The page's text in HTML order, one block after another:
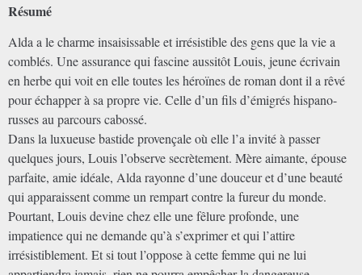
Résumé
Alda a le charme insaisissable et irrésistible des gens que la vie a
comblés. Une assurance qui fascine aussitôt Louis, jeune écrivain
en herbe qui voit en elle toutes les héroïnes de roman dont il a rêvé
pour échapper à sa propre vie. Celle d’un fils d’émigrés hispano-
russes au parcours cabossé.
Dans la luxueuse bastide provençale où elle l’a invité à passer
quelques jours, Louis l’observe secrètement. Mère aimante, épouse
parfaite, amie idéale, Alda rayonne d’une douceur et d’une beauté
qui apparaissent comme un rempart contre la fureur du monde.
Pourtant, Louis devine chez elle une fêlure profonde, une
impatience qui ne demande qu’à s’exprimer et qui l’attire
irrésistiblement. Et si tout l’oppose à cette femme qui ne lui